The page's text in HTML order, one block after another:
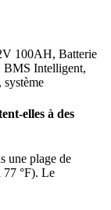
100AH, Batterie
BMS Intelligent,
système
elles à des
une plage de
77 °F). Le